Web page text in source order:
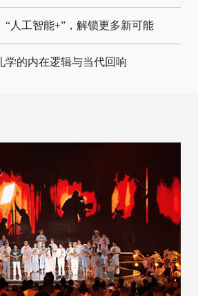
“人工智能+”，解锁更多新可能
学的内在逻辑与当代回响